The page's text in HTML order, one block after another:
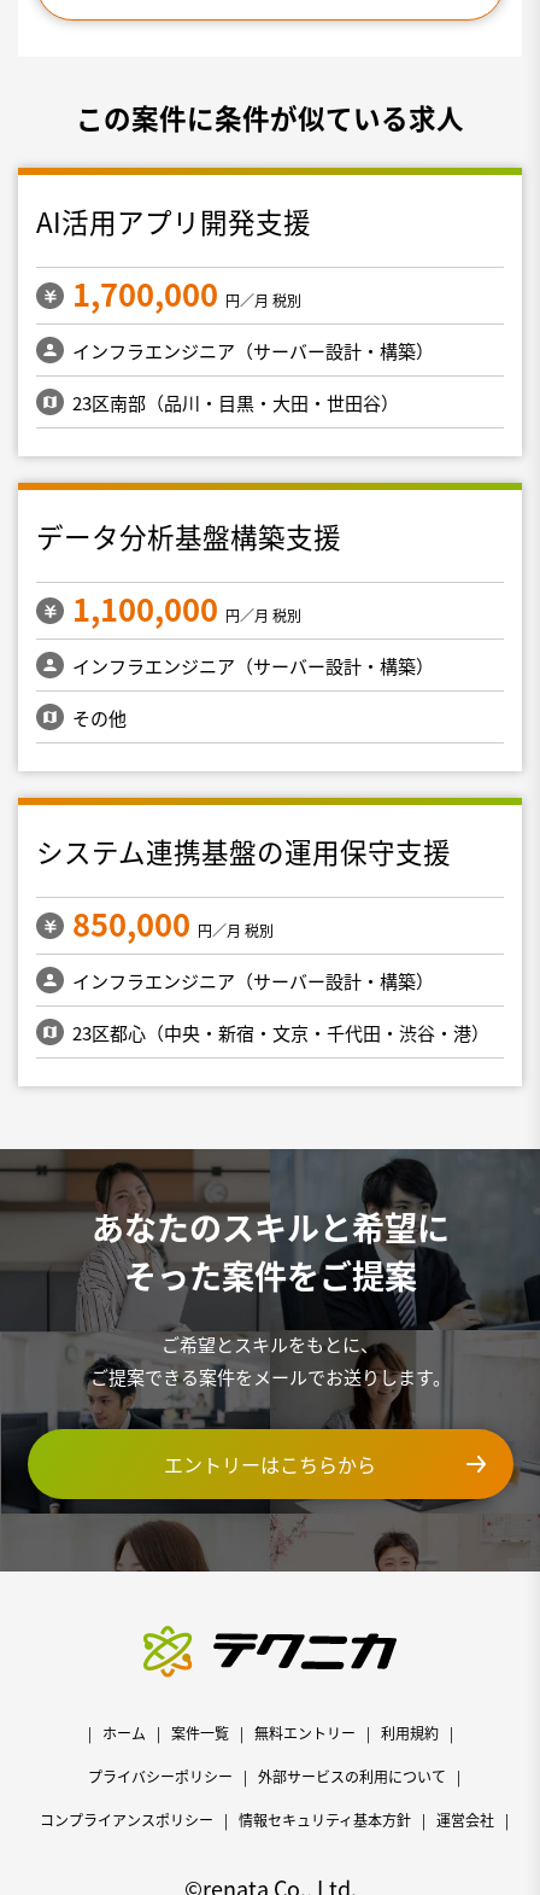
この案件に条件が似ている求人
AI活用アプリ開発支援
1,700,000 円／月 税別
インフラエンジニア（サーバー設計・構築）
23区南部（品川・目黒・大田・世田谷）
データ分析基盤構築支援
1,100,000 円／月 税別
インフラエンジニア（サーバー設計・構築）
その他
システム連携基盤の運用保守支援
850,000 円／月 税別
インフラエンジニア（サーバー設計・構築）
23区都心（中央・新宿・文京・千代田・渋谷・港）
あなたのスキルと希望に
そった案件をご提案
ご希望とスキルをもとに、
ご提案できる案件をメールでお送りします。
エントリーはこちらから
ホーム 案件一覧 無料エントリー 利用規約
プライバシーポリシー 外部サービスの利用について
コンプライアンスポリシー 情報セキュリティ基本方針 運営会社
©renata Co., Ltd.